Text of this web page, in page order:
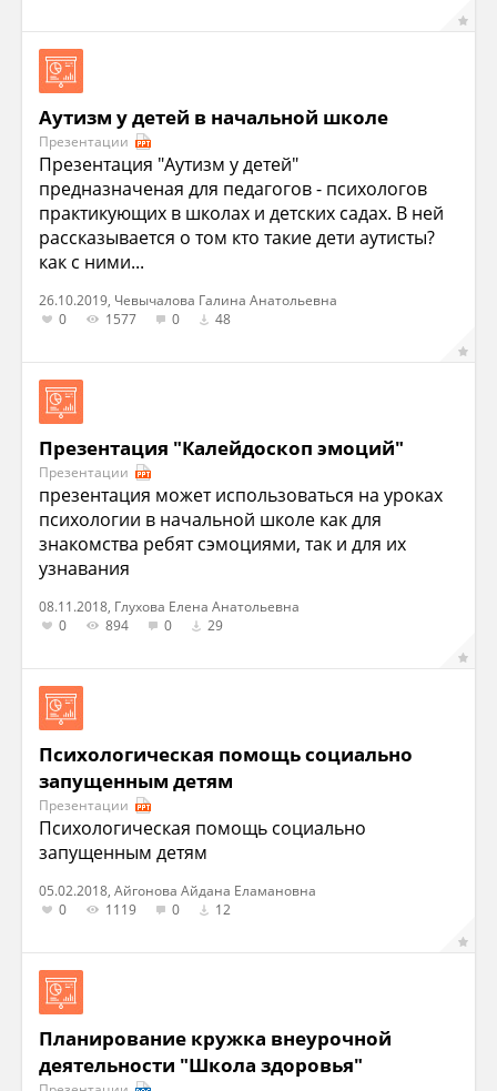
Аутизм у детей в начальной школе
Презентации
Презентация "Аутизм у детей"
предназначеная для педагогов - психологов
практикующих в школах и детских садах. В ней
рассказывается о том кто такие дети аутисты?
как с ними...
26.10.2019, Чевычалова Галина Анатольевна
0
1577 0 48
Презентация "Калейдоскоп эмоций"
Презентации
презентация может использоваться на уроках
психологии в начальной школе как для
знакомства ребят сэмоциями, так и для их
узнавания
08.11.2018, Глухова Елена Анатольевна
0
894 0 29
Психологическая помощь социально
запущенным детям
Презентации
Психологическая помощь социально
запущенным детям
05.02.2018, Айгонова Айдана Еламановна
0
1119 0 12
Планирование кружка внеурочной
деятельности "Школа здоровья"